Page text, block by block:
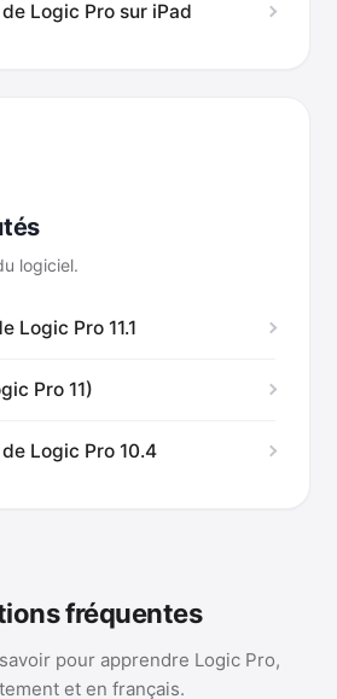
Logic Pro sur iPad
logiciel.
Logic Pro 11.1
Pro 11)
Logic Pro 10.4
fréquentes
pour apprendre Logic Pro,
et en français.